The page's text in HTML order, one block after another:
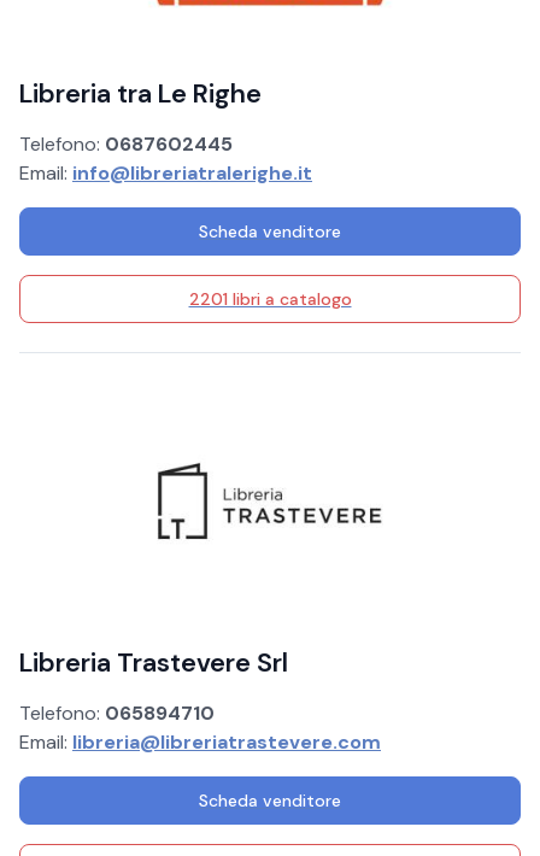
Libreria tra Le Righe
Telefono: 0687602445
Email: info@libreriatralerighe.it
Scheda venditore
2201 libri a catalogo
Libreria Trastevere Srl
Telefono: 065894710
Email: libreria@libreriatrastevere.com
Scheda venditore